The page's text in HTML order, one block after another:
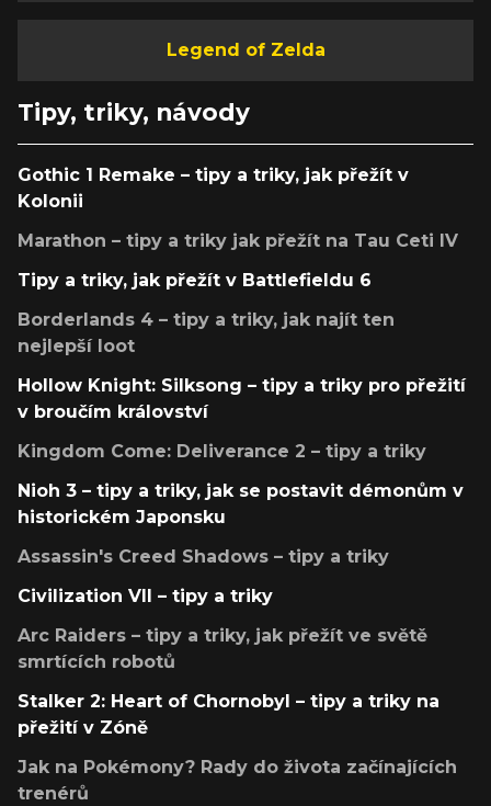
Legend of Zelda
Tipy, triky, návody
Gothic 1 Remake – tipy a triky, jak přežít v
Kolonii
Marathon – tipy a triky jak přežít na Tau Ceti IV
Tipy a triky, jak přežít v Battlefieldu 6
Borderlands 4 – tipy a triky, jak najít ten
nejlepší loot
Hollow Knight: Silksong – tipy a triky pro přežití
v broučím království
Kingdom Come: Deliverance 2 – tipy a triky
Nioh 3 – tipy a triky, jak se postavit démonům v
historickém Japonsku
Assassin's Creed Shadows – tipy a triky
Civilization VII – tipy a triky
Arc Raiders – tipy a triky, jak přežít ve světě
smrtících robotů
Stalker 2: Heart of Chornobyl – tipy a triky na
přežití v Zóně
Jak na Pokémony? Rady do života začínajících
trenérů